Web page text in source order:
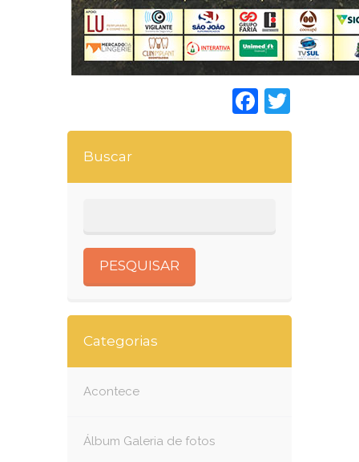
Buscar
Categorias
Acontece
Álbum Galeria de fotos